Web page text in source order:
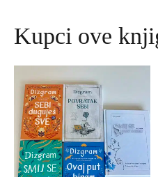
Kupci ove
Izvorna
cijena
bila
je:
695,00 DKK.
Trenutna
645,00